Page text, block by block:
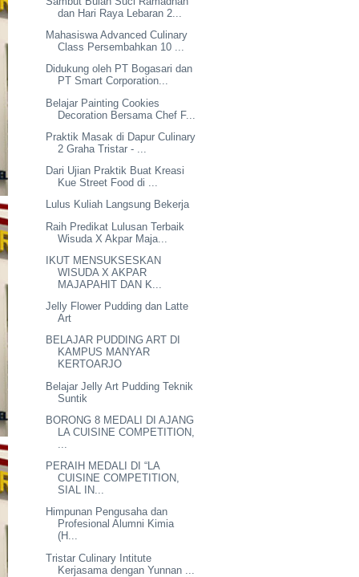
dan Hari Raya Lebaran 2...
Mahasiswa Advanced Culinary
Class Persembahkan 10 ...
Didukung oleh PT Bogasari dan
PT Smart Corporation...
Belajar Painting Cookies
Decoration Bersama Chef F...
Praktik Masak di Dapur Culinary
2 Graha Tristar - ...
Dari Ujian Praktik Buat Kreasi
Kue Street Food di ...
Lulus Kuliah Langsung Bekerja
Raih Predikat Lulusan Terbaik
Wisuda X Akpar Maja...
IKUT MENSUKSESKAN
WISUDA X AKPAR
MAJAPAHIT DAN K...
Jelly Flower Pudding dan Latte
Art
BELAJAR PUDDING ART DI
KAMPUS MANYAR
KERTOARJO
Belajar Jelly Art Pudding Teknik
Suntik
BORONG 8 MEDALI DI AJANG
LA CUISINE COMPETITION,
PERAIH MEDALI DI “LA
CUISINE COMPETITION,
SIAL IN...
Himpunan Pengusaha dan
Profesional Alumni Kimia
(H...
Tristar Culinary Intitute
Kerjasama dengan Yunnan ...